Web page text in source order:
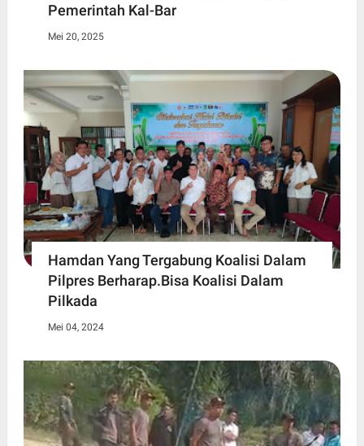
Pemerintah Kal-Bar
Mei 20, 2025
Hamdan Yang Tergabung Koalisi Dalam
Pilpres Berharap.Bisa Koalisi Dalam
Pilkada
Mei 04, 2024